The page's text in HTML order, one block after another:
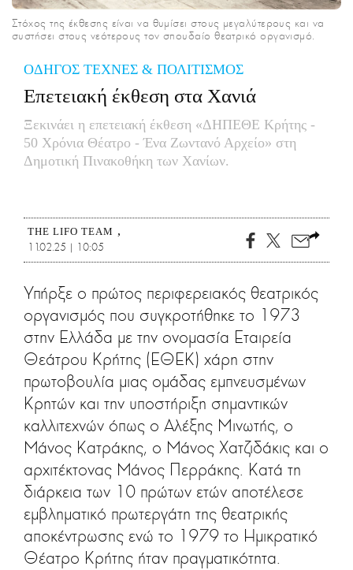
CITY GUIDE
ΑΜΠΑ
ΟΔΗΓΟΣ ΤΕΧΝΕΣ & ΠΟΛΙΤΙΣΜΟΣ
Επετειακή έκθεση στα Χανιά
Ξεκινάει η επετειακή έκθεση «ΔΗΠΕΘΕ Κρήτης -
50 Χρόνια Θέατρο - Ένα Ζωντανό Αρχείο» στη
Δημοτική Πινακοθήκη των Χανίων.
Στόχος της έκθεσης είναι να θυμίσει στους μεγαλύτερους και να
συστήσει στους νεότερους τον σπουδαίο θεατρικό οργανισμό.
THE LIFO TEAM
11.02.25 | 10:05
Υπήρξε ο πρώτος περιφερειακός θεατρικός
οργανισμός που συγκροτήθηκε το 1973
στην Ελλάδα με την ονομασία Εταιρεία
Θεάτρου Κρήτης (ΕΘΕΚ) χάρη στην
πρωτοβουλία μιας ομάδας εμπνευσμένων
Κρητών και την υποστήριξη σημαντικών
καλλιτεχνών όπως ο Αλέξης Μινωτής, ο
Μάνος Κατράκης, ο Μάνος Χατζιδάκις και ο
αρχιτέκτονας Μάνος Περράκης. Κατά τη
διάρκεια των 10 πρώτων ετών αποτέλεσε
εμβληματικό πρωτεργάτη της θεατρικής
αποκέντρωσης ενώ το 1979 το Ημικρατικό
Θέατρο Κρήτης ήταν πραγματικότητα.